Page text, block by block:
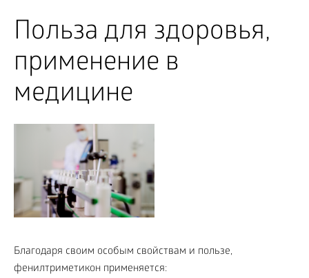
Польза для здоровья,
применение в
медицине
Благодаря своим особым свойствам и пользе,
фенилтриметикон применяется: